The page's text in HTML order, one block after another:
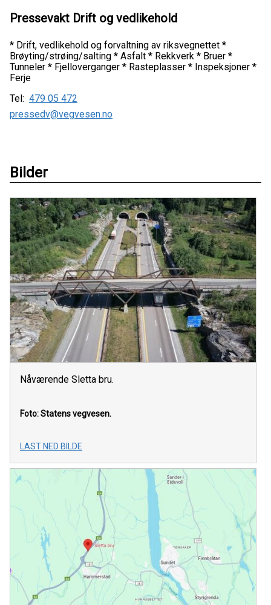
Pressevakt Drift og vedlikehold
* Drift, vedlikehold og forvaltning av riksvegnettet *
Brøyting/strøing/salting * Asfalt * Rekkverk * Bruer *
Tunneler * Fjelloverganger * Rasteplasser * Inspeksjoner *
Ferje
Tel: 479 05 472
pressedv@vegvesen.no
Bilder
Nåværende Sletta bru.
Foto: Statens vegvesen.
LAST NED BILDE